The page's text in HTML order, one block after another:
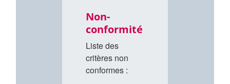
Non-
conformité
Liste des
critères non
conformes :